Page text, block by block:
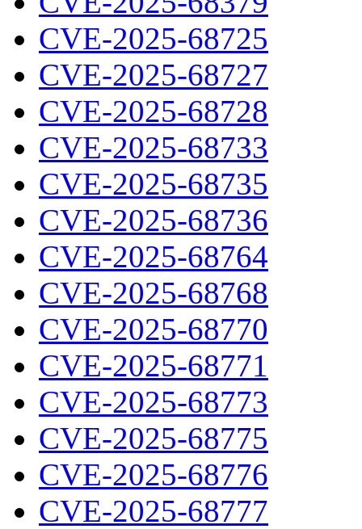
CVE-2025-68725
CVE-2025-68727
CVE-2025-68728
CVE-2025-68733
CVE-2025-68735
CVE-2025-68736
CVE-2025-68764
CVE-2025-68768
CVE-2025-68770
CVE-2025-68771
CVE-2025-68773
CVE-2025-68775
CVE-2025-68776
CVE-2025-68777